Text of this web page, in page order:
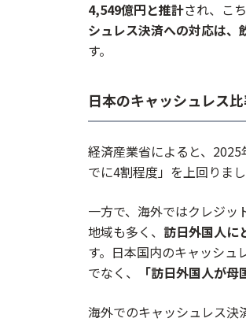
JMSおまかせサービ
STORES 決済
まとめ
4,549億円と推計され、こ
シュレス決済への対応は
す。
日本のキャッシュレス
経済産業省によると、
でに4割程度」を上回りまし
一方で、海外ではクレジッ
地域も多く、 訪日外国人に
す。日本国内のキャッシュ
でなく、
「訪日外国人が
海外でのキャッシュレス決